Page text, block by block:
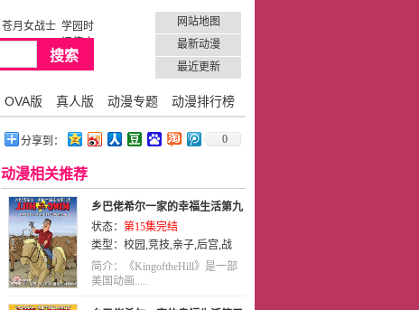
苍月女战士 学园时
网站地图
最新动漫
最近更新
OVA版 真人版 动漫专题 动漫排行榜
分享到： 0
动漫相关推荐
乡巴佬希尔一家的幸福生活第九
季
状态： 第15集完结
类型： 校园,竞技,亲子,后宫,战
争,剧情 英语,动画,喜剧
简介：《KingoftheHill》是一部
美国动画.....